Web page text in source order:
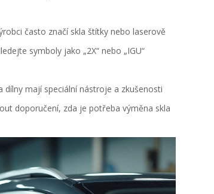
často značí skla štítky nebo laserově
symboly jako „2X“ nebo „IGU“
mají speciální nástroje a zkušenosti
doporučení, zda je potřeba výměna skla